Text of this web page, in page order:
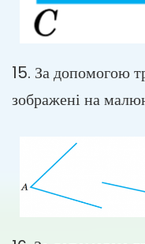
15. За допомогою
зображені на